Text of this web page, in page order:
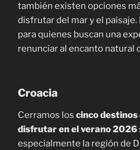
también existen opciones
disfrutar del mar y el
para quienes buscan una
renunciar al encanto natural
Croacia
Cerramos los cinco destinos
disfrutar en el verano 2026
especialmente la región de